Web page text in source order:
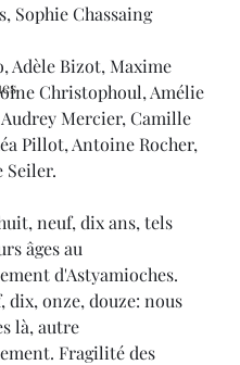
Sophie Chassaing
Adèle Bizot, Maxime
Christophoul, Amélie
Mercier, Camille
Pillot, Antoine Rocher,
Seiler.
neuf, dix ans, tels
âges au
d'Astyamioches.
dix, onze, douze: nous
là, autre
Fragilité des